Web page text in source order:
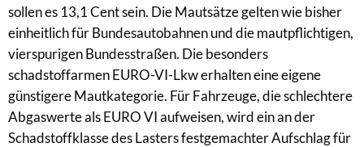
sollen es 13,1 Cent sein. Die Mautsätze gelten wie bisher
einheitlich für Bundesautobahnen und die mautpflichtigen,
vierspurigen Bundesstraßen. Die besonders
schadstoffarmen EURO-VI-Lkw erhalten eine eigene
günstigere Mautkategorie. Für Fahrzeuge, die schlechtere
Abgaswerte als EURO VI aufweisen, wird ein an der
Schadstoffklasse des Lasters festgemachter Aufschlag für